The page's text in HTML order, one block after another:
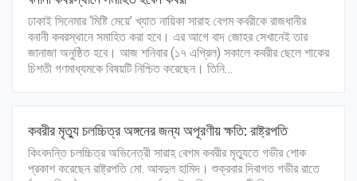
ঢাকাই সিনেমার ‘মিষ্টি মেয়ে’ খ্যাত নায়িকা সারাহ বেগম কবরীকে রাজধানীর
বনানী কবরস্থানে সমাহিত করা হবে। এর আগে বাদ জোহর সেখানেই তার
জানাজা অনুষ্ঠিত হবে। আজ শনিবার (১৭ এপ্রিল) সকালে কবরীর ছেলে শাকের
চিশতী গণমাধ্যমকে বিষয়টি নিশ্চিত করেছেন। তিনি…
কবরীর মৃত্যু চলচ্চিত্র অঙ্গনের জন্য অপূরণীয় ক্ষতি: রাষ্ট্রপতি
কিংবদন্তি চলচ্চিত্র অভিনেত্রী সারাহ বেগম কবরীর মৃত্যুতে গভীর শোক
প্রকাশ করেছেন রাষ্ট্রপতি মো. আবদুল হামিদ। শুক্রবার দিবাগত গভীর রাতে